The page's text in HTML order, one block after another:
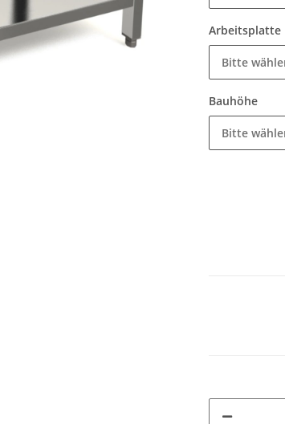
Arbeitsplatte
Bitte
Bauhöhe
Bitte